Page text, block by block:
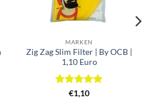
MARKEN
Zig Zag Slim Filter | By OCB |
1,10 Euro
Bewertet
€1,10